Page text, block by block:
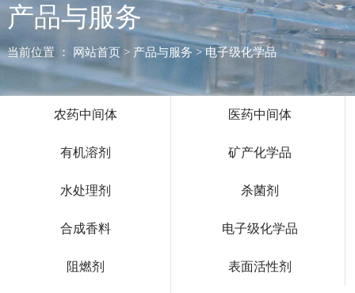
产品与服务
当前位置 ： 网站首页> 产品与服务 > 电子级化学品
农药中间体 医药中间体
有机溶剂 矿产化学品
水处理剂 杀菌剂
合成香料 电子级化学品
阻燃剂 表面活性剂